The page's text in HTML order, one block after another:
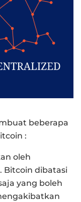
beberapa
:
oleh
Bitcoin dibatasi
yang boleh